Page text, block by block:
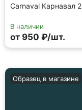
Carnaval Карнавал
В наличии
от 950 ₽/шт.
Образец в магазине